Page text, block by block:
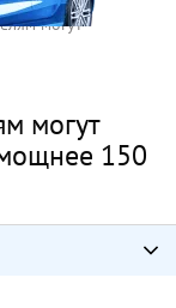
могут
могут
150